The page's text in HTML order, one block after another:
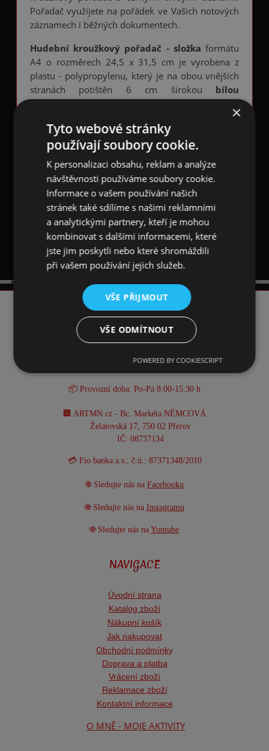
Pořadač využijete na pořádek ve Vašich notových
záznamech i běžných dokumentech.
Hudební kroužkový pořadač - složka formátu
A4 o rozměrech 24,5 x 31,5 cm je vyrobena z
plastu - polypropylenu, který je na obou vnějších
stranách potištěn 6 cm širokou bílou
klaviaturou - klavíremna černém podkladu.
Vnitřní strana složky je bílá. Vedle klaviatury je
nápis "We love". Na 2,5 cm širokém hřbetu po
celé jeho délce je 1,5 cm široká klaviatura a 2
stříbrné cvočky upevňující kovový kroužkový
systém uvnitř složky. Složka pojme přibližně 2 cm
dokumentů.
Rozměry: 24,5 x 31,5 x 2,5 cm (š x v x h)
KONTAKT
☎️ +420 731 293 702
📦 Provozní doba: Po-Pá 8:00-15:30 h
🏢 ARTMN.cz - Bc. Markéta NĚMCOVÁ
Želatovská 17, 750 02 Přerov
IČ: 08737134
💳 Fio banka a.s., č.ú.: 87371348/2010
🌐 Sledujte nás na Facebooku
🌐 Sledujte nás na Instagramu
🌐 Sledujte nás na Youtube
NAVIGACE
Úvodní strana
Katalog zboží
Nákupní košík
Jak nakupovat
Obchodní podmínky
Doprava a platba
Vrácení zboží
Reklamace zboží
Kontaktní informace
O MNĚ - MOJE AKTIVITY
×
Tyto webové stránky
používají soubory cookie.
K personalizaci obsahu, reklam a analýze
návštěvnosti používáme soubory cookie.
Informace o vašem používání našich
stránek také sdílíme s našimi reklamními
a analytickými partnery, kteří je mohou
kombinovat s dalšími informacemi, které
jste jim poskytli nebo které shromáždili
při vašem používání jejich služeb.
VŠE PŘIJMOUT
VŠE ODMÍTNOUT
POWERED BY COOKIESCRIPT